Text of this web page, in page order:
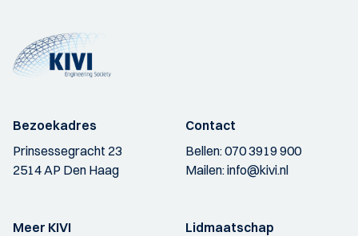
Bezoekadres
Prinsessegracht 23
2514 AP Den Haag
Contact
Bellen:070 3919 900
Mailen:info@kivi.nl
Meer KIVI
Lidmaatschap